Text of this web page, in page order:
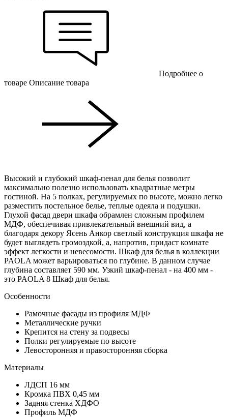
Подробнее о
товаре Описание товара
Высокий и глубокий шкаф-пенал для белья позволит
максимально полезно использовать квадратные метры
гостиной. На 5 полках, регулируемых по высоте, можно легко
разместить постельное белье, теплые одеяла и подушки.
Глухой фасад двери шкафа обрамлен сложным профилем
МДФ, обеспечивая привлекательный внешний вид, а
благодаря декору Ясень Анкор светлый конструкция шкафа не
будет выглядеть громоздкой, а, напротив, придаст комнате
эффект легкости и невесомости. Шкаф для белья в коллекции
PAOLA может варьироваться по глубине. В данном случае
глубина составляет 590 мм. Узкий шкаф-пенал - на 400 мм -
это PAOLA 8 Шкаф для белья.
Особенности
Рамочные фасады из профиля МДФ
Металлические ручки
Крепится на стену за подвесы
Полки регулируемые по высоте
Левосторонняя и правосторонняя сборка
Материалы
ЛДСП 16 мм
Кромка ПВХ 0,45 мм
Задняя стенка ХДФО
Профиль МДФ